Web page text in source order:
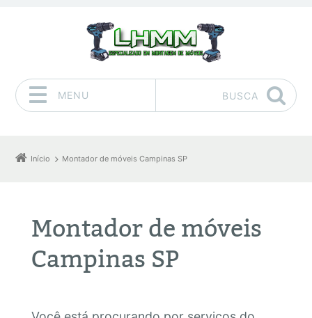
MENU BUSCA
Início Montador de móveis Campinas SP
Montador de móveis
Campinas SP